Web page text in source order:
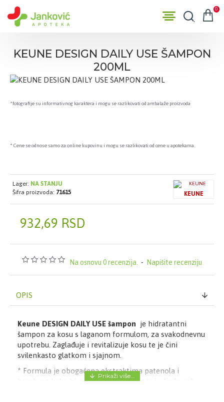
0
KEUNE DESIGN DAILY USE ŠAMPON
200ML
*fotografije su informativnog karaktera i mogu se razlikovati od ambalaže proizvoda
* Cene se odnose samo za online kupovinu i mogu se razlikovati od cene u apotekama.
Na osnovu 0 recenzija. - Napišite recenziju
932,69 RSD
Lager: NA STANJU
Šifra proizvoda: 71615 KEUNE
OPIS
Keune DESIGN DAILY USE šampon je hidratantni
šampon za kosu s laganom formulom, za svakodnevnu
upotrebu. Zaglađuje i revitalizuje kosu te je čini
svilenkasto glatkom i sjajnom.
* Formula je obogaćena ekstraktima patenola i
bambusa kako bi pojačala sjaj, glatkoću i učinila vašu